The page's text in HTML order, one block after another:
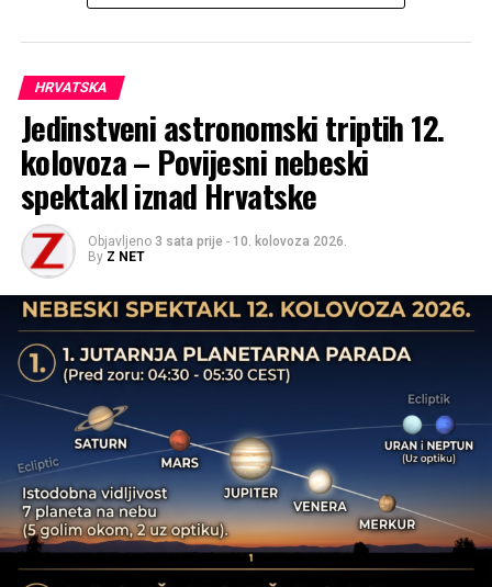
HRVATSKA
Jedinstveni astronomski triptih 12.
kolovoza – Povijesni nebeski
spektakl iznad Hrvatske
Objavljeno 3 sata prije - 10. kolovoza 2026.
By Z NET